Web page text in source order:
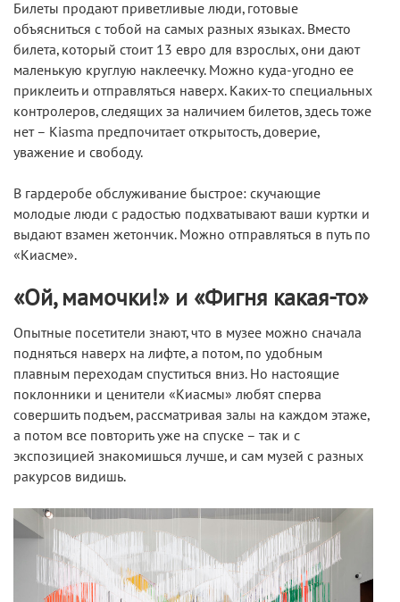
Билеты продают приветливые люди, готовые
объясниться с тобой на самых разных языках. Вместо
билета, который стоит 13 евро для взрослых, они дают
маленькую круглую наклеечку. Можно куда-угодно ее
приклеить и отправляться наверх. Каких-то специальных
контролеров, следящих за наличием билетов, здесь тоже
нет – Kiasma предпочитает открытость, доверие,
уважение и свободу.
В гардеробе обслуживание быстрое: скучающие
молодые люди с радостью подхватывают ваши куртки и
выдают взамен жетончик. Можно отправляться в путь по
«Киасме».
«Ой, мамочки!» и «Фигня какая-то»
Опытные посетители знают, что в музее можно сначала
подняться наверх на лифте, а потом, по удобным
плавным переходам спуститься вниз. Но настоящие
поклонники и ценители «Киасмы» любят сперва
совершить подъем, рассматривая залы на каждом этаже,
а потом все повторить уже на спуске – так и с
экспозицией знакомишься лучше, и сам музей с разных
ракурсов видишь.